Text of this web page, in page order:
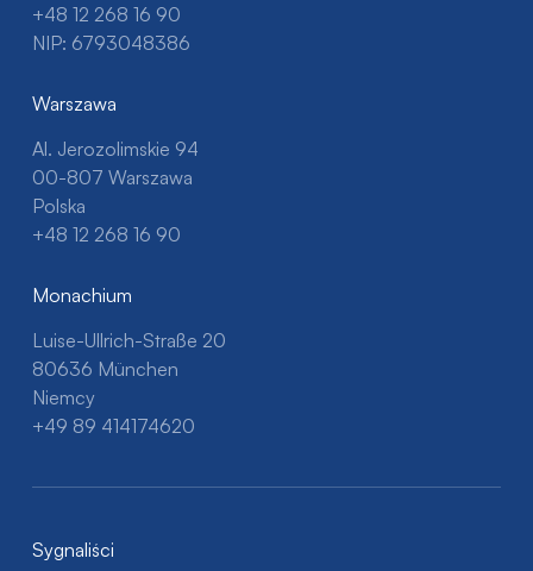
+48 12 268 16 90
NIP: 6793048386
Warszawa
Al. Jerozolimskie 94
00-807 Warszawa
Polska
+48 12 268 16 90
Monachium
Luise-Ullrich-Straße 20
80636 München
Niemcy
+49 89 414174620
Sygnaliści